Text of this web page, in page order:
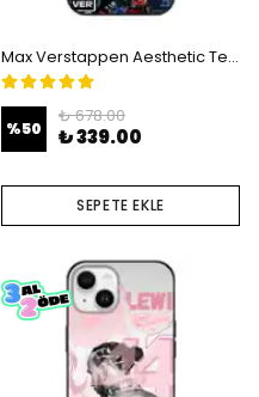
Max Verstappen Aesthetic Telefon Kılıfı
%50
₺ 678.00
₺ 339.00
SEPETE EKLE